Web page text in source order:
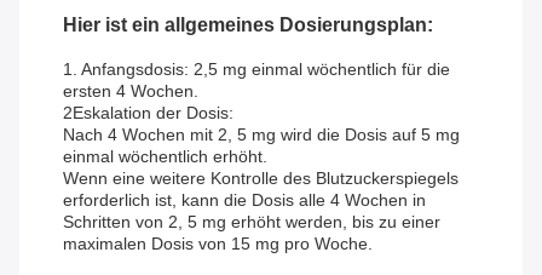
Hier ist ein allgemeines Dosierungsplan:
1. Anfangsdosis: 2,5 mg einmal wöchentlich für die
ersten 4 Wochen.
2Eskalation der Dosis:
Nach 4 Wochen mit 2, 5 mg wird die Dosis auf 5 mg
einmal wöchentlich erhöht.
Wenn eine weitere Kontrolle des Blutzuckerspiegels
erforderlich ist, kann die Dosis alle 4 Wochen in
Schritten von 2, 5 mg erhöht werden, bis zu einer
maximalen Dosis von 15 mg pro Woche.